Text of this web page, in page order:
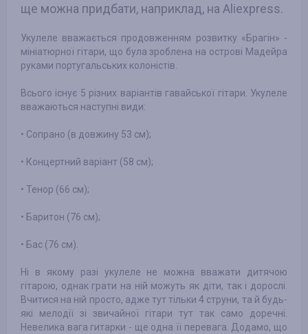
ще можна придбати, наприклад, на Aliexpress.
Укулеле вважається продовженням розвитку «Брагін» -
мініатюрної гітари, що була зроблена на острові Мадейра
руками португальських колоністів.
Всього існує 5 різних варіантів гавайської гітари. Укулеле
вважаються наступні види:
• Сопрано (в довжину 53 см);
• Концертний варіант (58 см);
• Тенор (66 см);
• Баритон (76 см);
• Бас (76 см).
Ні в якому разі укулеле не можна вважати дитячою
гітарою, однак грати на ній можуть як діти, так і дорослі.
Вчитися на ній просто, адже тут тільки 4 струни, та й будь-
які мелодії зі звичайної гітари тут так само доречні.
Невелика вага гитарки - ще одна її перевага. Додамо, що